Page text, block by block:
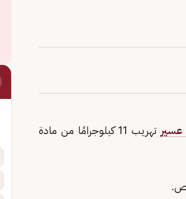
تهريب 11 كيلوجرامًا من مادة